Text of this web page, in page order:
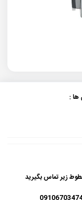
ها :
زیر تماس بگیرید